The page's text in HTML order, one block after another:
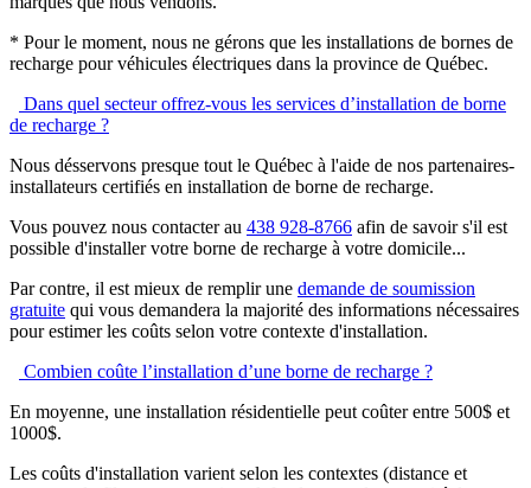
* Pour le moment, nous ne gérons que les installations de bornes de
recharge pour véhicules électriques dans la province de Québec.
Dans quel secteur offrez-vous les services d’installation de borne
de recharge ?
Nous désservons presque tout le Québec à l'aide de nos partenaires-
installateurs certifiés en installation de borne de recharge.
Vous pouvez nous contacter au 438 928-8766 afin de savoir s'il est
possible d'installer votre borne de recharge à votre domicile...
Par contre, il est mieux de remplir une demande de soumission
gratuite qui vous demandera la majorité des informations nécessaires
pour estimer les coûts selon votre contexte d'installation.
Combien coûte l’installation d’une borne de recharge ?
En moyenne, une installation résidentielle peut coûter entre 500$ et
1000$.
Les coûts d'installation varient selon les contextes (distance et